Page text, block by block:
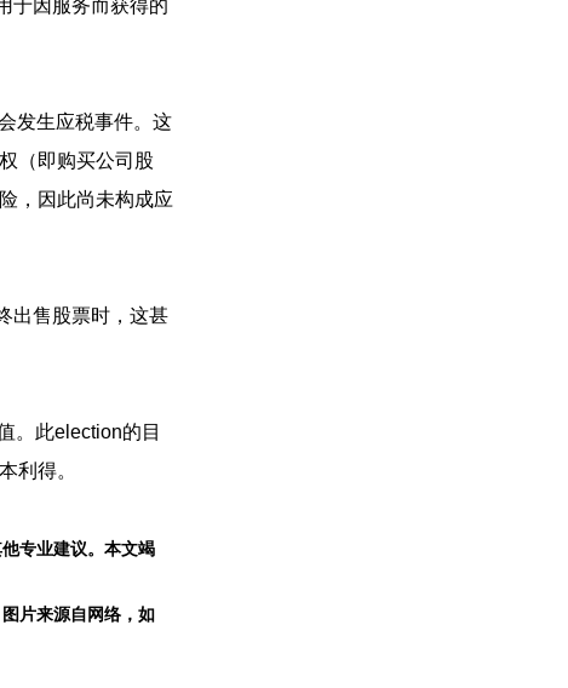
于因服务而获得的
发生应税事件。这
（即购买公司股
，因此尚未构成应
出售股票时，这甚
。此election的目
利得。
专业建议。本文竭
片来源自网络，如